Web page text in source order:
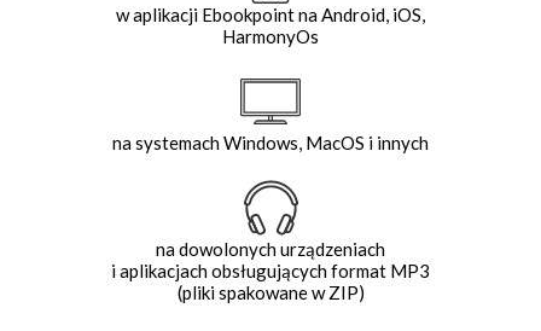
w aplikacji Ebookpoint na Android, iOS,
HarmonyOs
na systemach Windows, MacOS i innych
na dowolonych urządzeniach
i aplikacjach obsługujących format MP3
(pliki spakowane w ZIP)